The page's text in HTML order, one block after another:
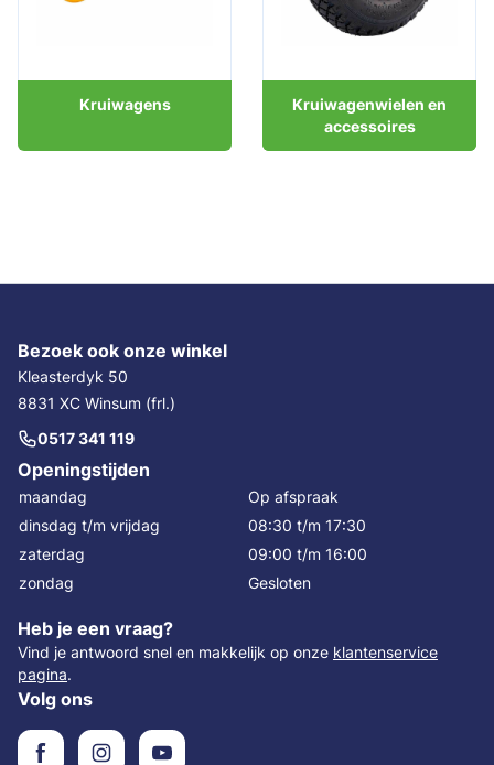
Kruiwagens
Kruiwagenwielen en
accessoires
Bezoek ook onze winkel
Kleasterdyk 50
8831 XC Winsum (frl.)
0517 341 119
Openingstijden
maandag
Op afspraak
dinsdag t/m vrijdag
08:30 t/m 17:30
zaterdag
09:00 t/m 16:00
zondag
Gesloten
Heb je een vraag?
Vind je antwoord snel en makkelijk op onze klantenservice
pagina.
Volg ons